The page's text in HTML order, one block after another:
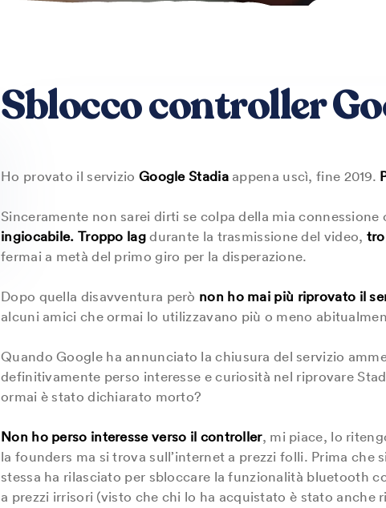
Sblocco controller
Ho provato il servizio Google Stadiaappena uscì, fine 2019.
Sinceramente non sarei dirti se colpa della mia
ingiocabile. Troppo lagdurante la trasmissione del video,
fermai a metà del primo giro per la disperazione.
Dopo quella disavventura però non ho mai più riprovato il
alcuni amici che ormai lo utilizzavano più o meno
Quando Google ha annunciato la chiusura del servizio
definitivamente perso interesse e curiosità nel riprovare
ormai è stato dichiarato morto?
Non ho perso interesse verso il controller, mi piace, lo
la founders ma si trova sull’internet a prezzi folli. Prima che
stessa ha rilasciato per sbloccare la funzionalità bluetooth
a prezzi irrisori (visto che chi lo ha acquistato è stato anche